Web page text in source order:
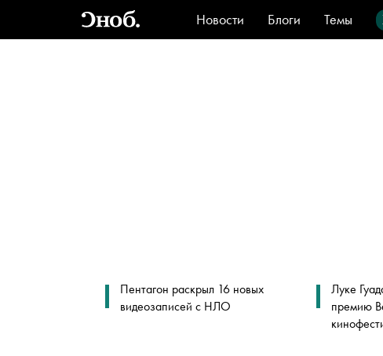
Новости Блоги Темы
Стиль
Видео
Пентагон раскрыл 16 новых
видеозаписей с НЛО
Луке
премию